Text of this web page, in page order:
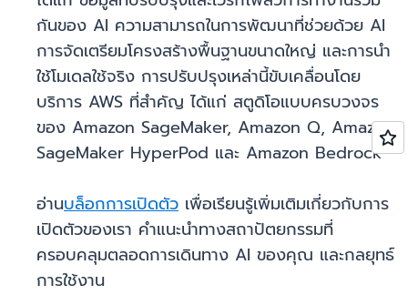
กันของ AI ความสามารถในการพัฒนาที่ช่วยด้วย AI
การจัดเตรียมโครงสร้างพื้นฐานขนาดใหญ่ และการนำ
ใช้โมเดลใช้จริง การปรับปรุงเหล่านี้ขับเคลื่อนโดย
บริการ AWS ที่สำคัญ ได้แก่ สตูดิโอแบบครบวงจร
ของ Amazon SageMaker, Amazon Q, Amazon
SageMaker HyperPod และ Amazon Bedrock
อ่านบล็อกการเปิดตัว เพื่อเรียนรู้เพิ่มเติมเกี่ยวกับการ
เปิดตัวของเรา คำแนะนำทางสถาปัตยกรรมที่
ครอบคลุมตลอดการเดินทาง AI ของคุณ และกลยุทธ์
การใช้งาน